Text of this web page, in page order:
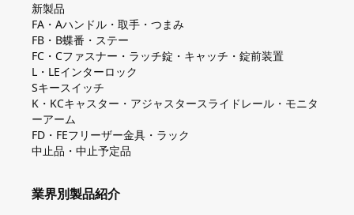
新製品
FA・Aハンドル・取手・つまみ
FB・B蝶番・ステー
FC・Cファスナー・ラッチ錠・キャッチ・錠前装置
L・LEインターロック
Sキースイッチ
K・KCキャスター・アジャスタースライドレール・モニタ
ーアーム
FD・FEフリーザー金具・ラック
中止品・中止予定品
業界別製品紹介